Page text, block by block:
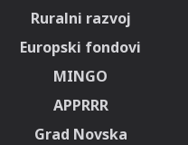
Ruralni razvoj
Europski fondovi
MINGO
APPRRR
Grad Novska